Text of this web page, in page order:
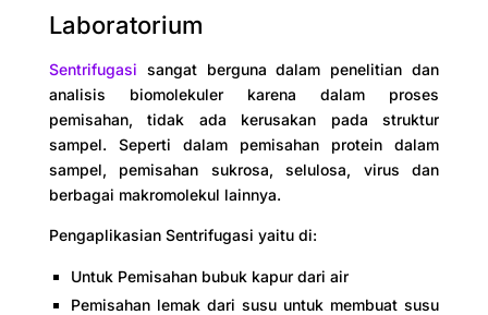
Laboratorium
Sentrifugasi sangat berguna dalam penelitian dan
analisis biomolekuler karena dalam proses
pemisahan, tidak ada kerusakan pada struktur
sampel. Seperti dalam pemisahan protein dalam
sampel, pemisahan sukrosa, selulosa, virus dan
berbagai makromolekul lainnya.
Pengaplikasian Sentrifugasi yaitu di:
Untuk Pemisahan bubuk kapur dari air
Pemisahan lemak dari susu untuk membuat susu